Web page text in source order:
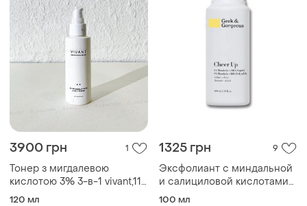
3900 грн 1
Тонер з мигдалевою
кислотою 3% 3-в-1 vivant,118
мл
120 мл
1325 грн 9
Эксфолиант с миндальной
и салициловой кислотами
geek &amp; gorgeous cheer
100 мл